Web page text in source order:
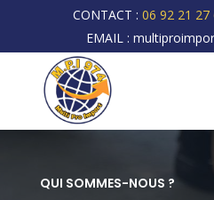
CONTACT :06 92 21 27
EMAIL :
QUI SOMMES-NOUS ?